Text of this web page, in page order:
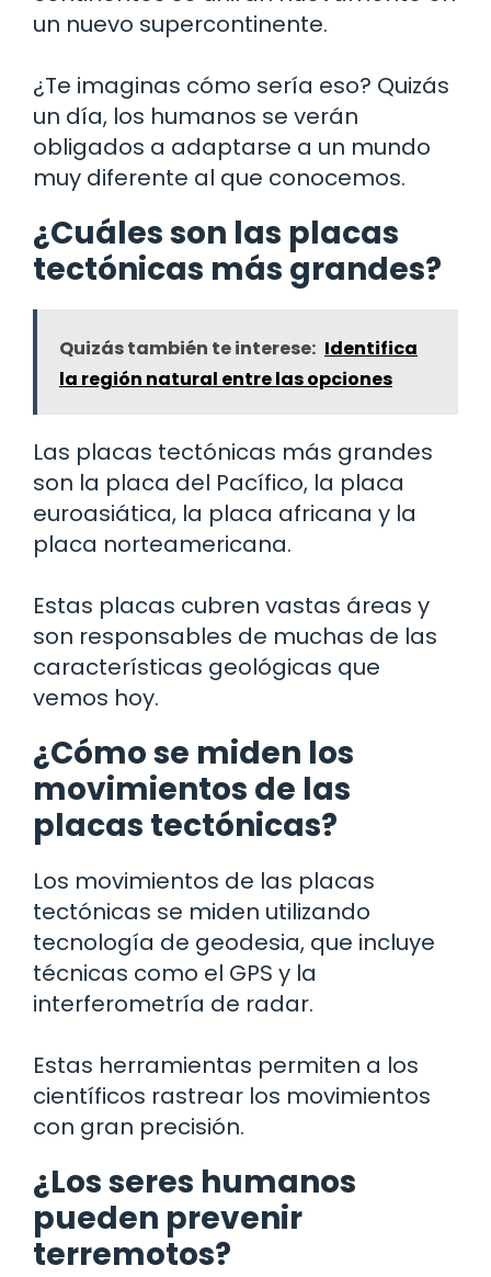
un nuevo supercontinente.
¿Te imaginas cómo sería eso? Quizás
un día, los humanos se verán
obligados a adaptarse a un mundo
muy diferente al que conocemos.
¿Cuáles son las placas
tectónicas más grandes?
Quizás también te interese: Identifica
la región natural entre las opciones
Las placas tectónicas más grandes
son la placa del Pacífico, la placa
euroasiática, la placa africana y la
placa norteamericana.
Estas placas cubren vastas áreas y
son responsables de muchas de las
características geológicas que
vemos hoy.
¿Cómo se miden los
movimientos de las
placas tectónicas?
Los movimientos de las placas
tectónicas se miden utilizando
tecnología de geodesia, que incluye
técnicas como el GPS y la
interferometría de radar.
Estas herramientas permiten a los
científicos rastrear los movimientos
con gran precisión.
¿Los seres humanos
pueden prevenir
terremotos?